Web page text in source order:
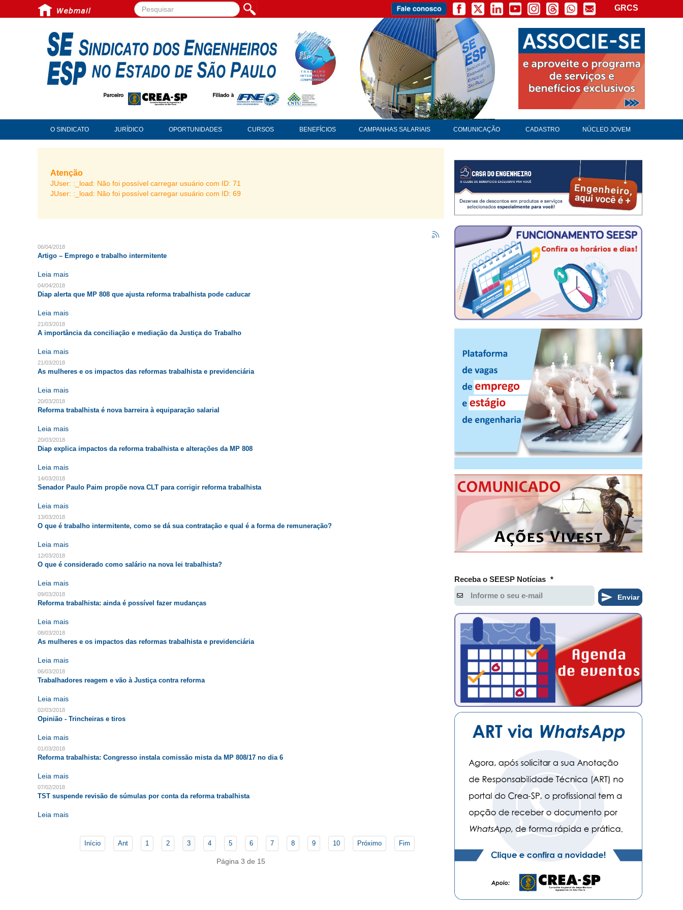
Pesquisar... GRCS
O SINDICATO JURÍDICO OPORTUNIDADES CURSOS BENEFÍCIOS CAMPANHAS SALARIAIS COMUNICAÇÃO CADASTRO NÚCLEO JOVEM
Atenção
JUser: :_load: Não foi possível carregar usuário com ID: 71
JUser: :_load: Não foi possível carregar usuário com ID: 69
06/04/2018
Artigo – Emprego e trabalho intermitente
Leia mais
04/04/2018
Diap alerta que MP 808 que ajusta reforma trabalhista pode caducar
Leia mais
21/03/2018
A importância da conciliação e mediação da Justiça do Trabalho
Leia mais
21/03/2018
As mulheres e os impactos das reformas trabalhista e previdenciária
Leia mais
20/03/2018
Reforma trabalhista é nova barreira à equiparação salarial
Leia mais
20/03/2018
Diap explica impactos da reforma trabalhista e alterações da MP 808
Leia mais
14/03/2018
Senador Paulo Paim propõe nova CLT para corrigir reforma trabalhista
Leia mais
13/03/2018
O que é trabalho intermitente, como se dá sua contratação e qual é a forma de remuneração?
Leia mais
12/03/2018
O que é considerado como salário na nova lei trabalhista?
Leia mais
09/03/2018
Reforma trabalhista: ainda é possível fazer mudanças
Leia mais
08/03/2018
As mulheres e os impactos das reformas trabalhista e previdenciária
Leia mais
06/03/2018
Trabalhadores reagem e vão à Justiça contra reforma
Leia mais
02/03/2018
Opinião - Trincheiras e tiros
Leia mais
01/03/2018
Reforma trabalhista: Congresso instala comissão mista da MP 808/17 no dia 6
Leia mais
07/02/2018
TST suspende revisão de súmulas por conta da reforma trabalhista
Leia mais
Início Ant 1 2 3 4 5 6 7 8 9 10 Próximo Fim
Página 3 de 15
Receba o SEESP Notícias *
Enviar